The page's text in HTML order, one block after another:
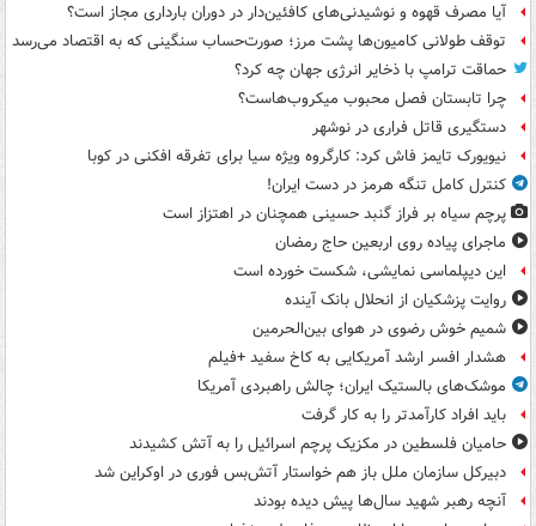
آیا مصرف قهوه و نوشیدنی‌های کافئین‌دار در دوران بارداری مجاز است؟
توقف طولانی کامیون‌ها پشت مرز؛ صورت‌حساب سنگینی که به اقتصاد می‌رسد
حماقت ترامپ با ذخایر انرژی جهان چه کرد؟
چرا تابستان فصل محبوب میکروب‌هاست؟
دستگیری قاتل فراری در نوشهر
نیویورک تایمز فاش کرد: کارگروه ویژه سیا برای تفرقه افکنی در کوبا
کنترل کامل تنگه هرمز در دست ایران!
پرچم سیاه بر فراز گنبد حسینی همچنان در اهتزاز است
ماجرای پیاده روی اربعین حاج رمضان
این دیپلماسی نمایشی، شکست خورده است
روایت پزشکیان از انحلال بانک آینده
شمیم خوش رضوی در هوای بین‌الحرمین
هشدار افسر ارشد آمریکایی به کاخ سفید +فیلم
موشک‌های بالستیک ایران؛ چالش راهبردی آمریکا
باید افراد کارآمدتر را به کار گرفت
حامیان فلسطین در مکزیک پرچم اسرائیل را به آتش کشیدند
دبیرکل سازمان ملل باز هم خواستار آتش‌بس فوری در اوکراین شد
آنچه رهبر شهید سال‌ها پیش دیده بودند